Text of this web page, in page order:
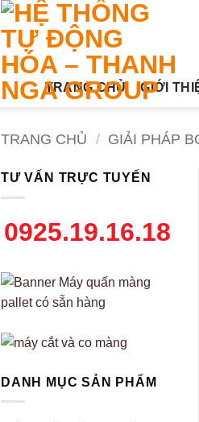
TRANG CHỦ GIỚI
TRANG CHỦ / GIẢI PHÁP
TƯ VẤN TRỰC TUYẾN
0925.19.16.18
DANH MỤC SẢN PHẨM